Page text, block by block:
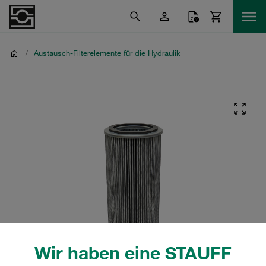
Wir haben eine STAUFF
/ Austausch-Filterelemente für die Hydraulik